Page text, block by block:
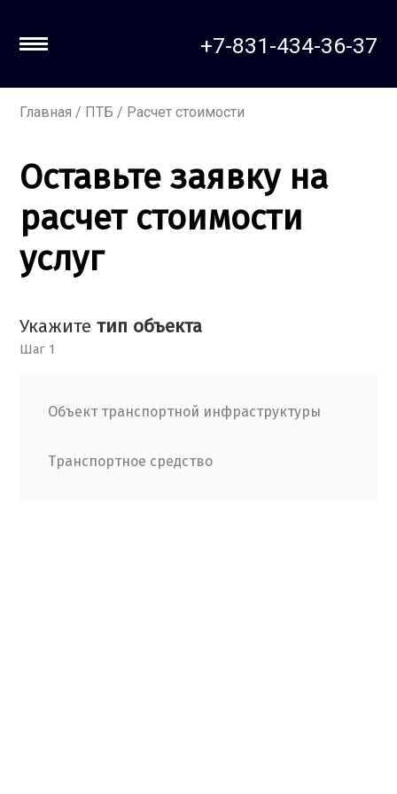
Главная / ПТБ / Расчет стоимости
Оставьте заявку на
расчет стоимости
услуг
Укажитетип объекта
Шаг 1
Объект транспортной инфраструктуры
Транспортное средство
+7-831-434-36-37